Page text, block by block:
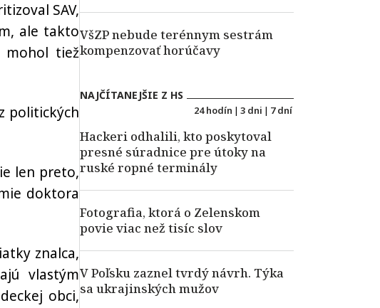
SAV,
ale takto
mohol tiež
politických
len preto,
doktora
znalca,
vlastým
obci,
VšZP nebude terénnym sestrám
kompenzovať horúčavy
NAJČÍTANEJŠIE Z HS
24 hodín | 3 dni | 7 dní
Hackeri odhalili, kto poskytoval
presné súradnice pre útoky na
ruské ropné terminály
Fotografia, ktorá o Zelenskom
povie viac než tisíc slov
V Poľsku zaznel tvrdý návrh. Týka
sa ukrajinských mužov